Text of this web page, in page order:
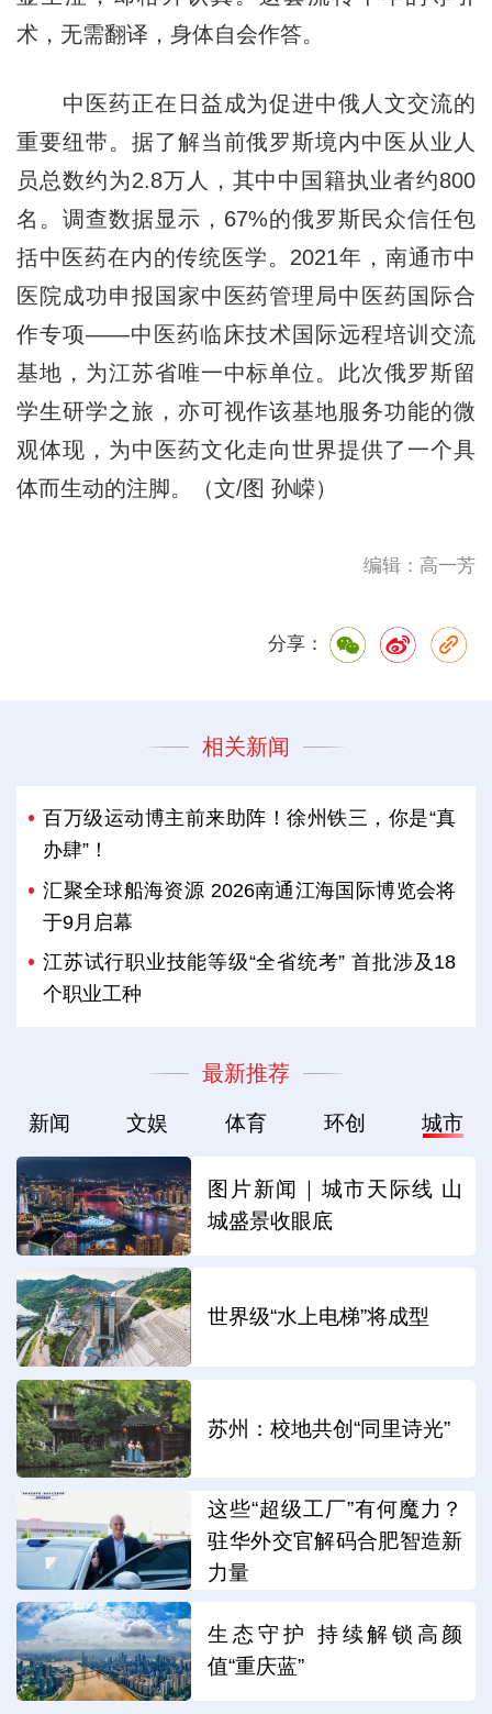
术，无需翻译，身体自会作答。
中医药正在日益成为促进中俄人文交流的
重要纽带。据了解当前俄罗斯境内中医从业人
员总数约为2.8万人，其中中国籍执业者约800
名。调查数据显示，67%的俄罗斯民众信任包
括中医药在内的传统医学。2021年，南通市中
医院成功申报国家中医药管理局中医药国际合
作专项——中医药临床技术国际远程培训交流
基地，为江苏省唯一中标单位。此次俄罗斯留
学生研学之旅，亦可视作该基地服务功能的微
观体现，为中医药文化走向世界提供了一个具
体而生动的注脚。（文/图 孙嵘）
编辑：高一芳
分享：
相关新闻
百万级运动博主前来助阵！徐州铁三，你是“真
办肆”！
汇聚全球船海资源 2026南通江海国际博览会将
于9月启幕
江苏试行职业技能等级“全省统考” 首批涉及18
个职业工种
最新推荐
新闻 文娱 体育 环创 城市
图片新闻｜城市天际线 山
城盛景收眼底
世界级“水上电梯”将成型
苏州：校地共创“同里诗光”
这些“超级工厂”有何魔力？
驻华外交官解码合肥智造新
力量
生态守护 持续解锁高颜
值“重庆蓝”